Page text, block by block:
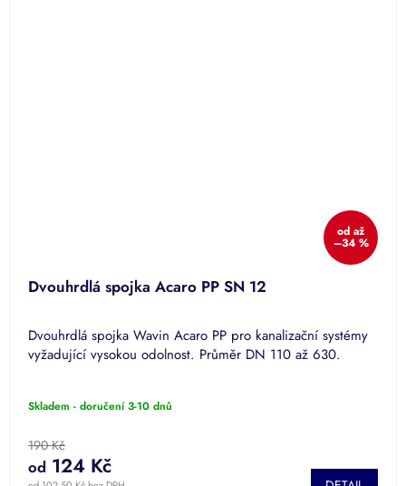
od až
–34 %
Dvouhrdlá spojka Acaro PP SN 12
Dvouhrdlá spojka Wavin Acaro PP pro kanalizační systémy
vyžadující vysokou odolnost. Průměr DN 110 až 630.
Skladem - doručení 3-10 dnů
190 Kč
od 124 Kč